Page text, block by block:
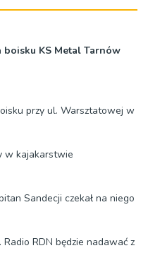
KS Metal Tarnów
przy ul. Warsztatowej w
w kajakarstwie
Sandecji czekał na niego
RDN będzie nadawać z